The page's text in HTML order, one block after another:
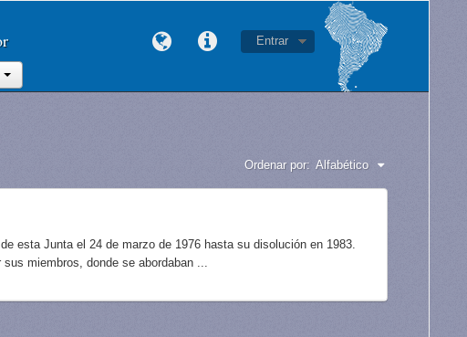
Entrar
Ordenar por: Alfabético
esta Junta el 24 de marzo de 1976 hasta su disolución en 1983.
miembros, donde se abordaban ...